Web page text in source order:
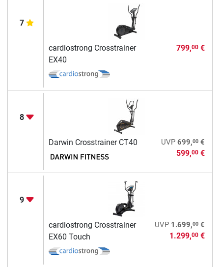
7
cardiostrong Crosstrainer
EX40
799,00€
8
Darwin Crosstrainer CT40 UVP 699,00€
599,00€
9
cardiostrong Crosstrainer
EX60 Touch
UVP 1.699,00€
1.299,00€